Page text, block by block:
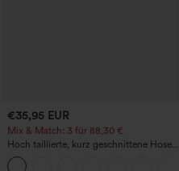
€35,95 EUR
Mix & Match: 3 für 88,30 €
Hoch taillierte, kurz geschnittene Hose
mit Reißverschlusstasche in Leinenoptik